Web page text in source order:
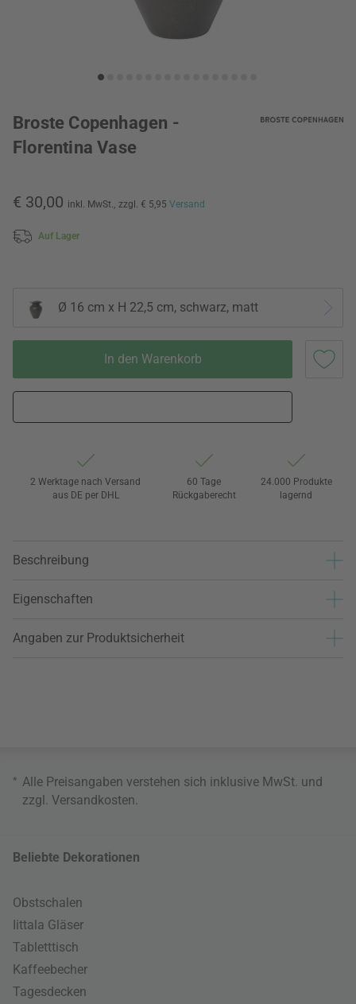
Broste Copenhagen -
Florentina Vase
€ 30,00 inkl. MwSt., zzgl. € 5,95 Versand
Auf Lager
Ø 16 cm x H 22,5 cm, schwarz, matt
In den Warenkorb
2 Werktage nach Versand
aus DE per DHL
60 Tage
Rückgaberecht
24.000 Produkte
lagernd
Beschreibung
Eigenschaften
Angaben zur Produktsicherheit
* Alle Preisangaben verstehen sich inklusive MwSt. und
zzgl. Versandkosten
Beliebte Dekorationen
Obstschalen
Iittala Gläser
Tabletttisch
Kaffeebecher
Tagesdecken